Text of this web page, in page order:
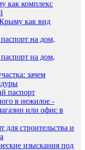
как комплекс
как вид
на дом,
на дом,
зачем
паспорт
в нежилое -
или офис в
для строительства и
изыскания под